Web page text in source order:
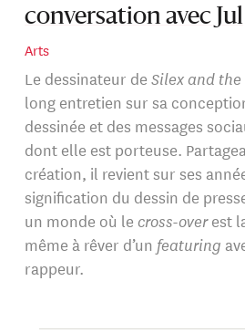
conversation avec Jul
Arts
Le dessinateur de Silex and the
long entretien sur sa
dessinée et des messages
dont elle est porteuse.
création, il revient sur ses
signification du dessin de
un monde où le cross-overest
même à rêver d’un featuring
rappeur.